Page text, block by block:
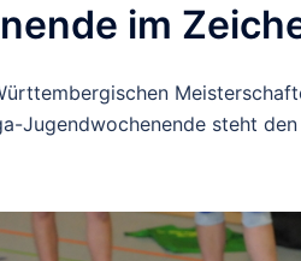
im
Jugendwochenende steht